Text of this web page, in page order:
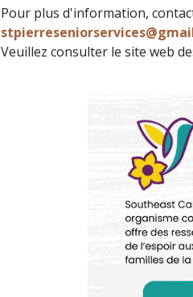
Pour plus d'information,
Veuillez consulter le site web